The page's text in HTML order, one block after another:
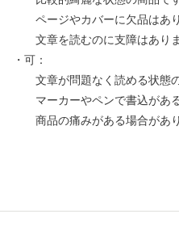
ページやカバーに欠品はあり
文章を読むのに支障はありま
・可：
文章が問題なく読める状態の
マーカーやペンで書込がある
商品の痛みがある場合があり